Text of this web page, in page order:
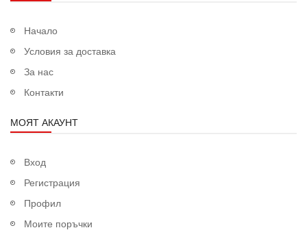
Начало
Условия за доставка
За нас
Контакти
МОЯТ АКАУНТ
Вход
Регистрация
Профил
Моите поръчки